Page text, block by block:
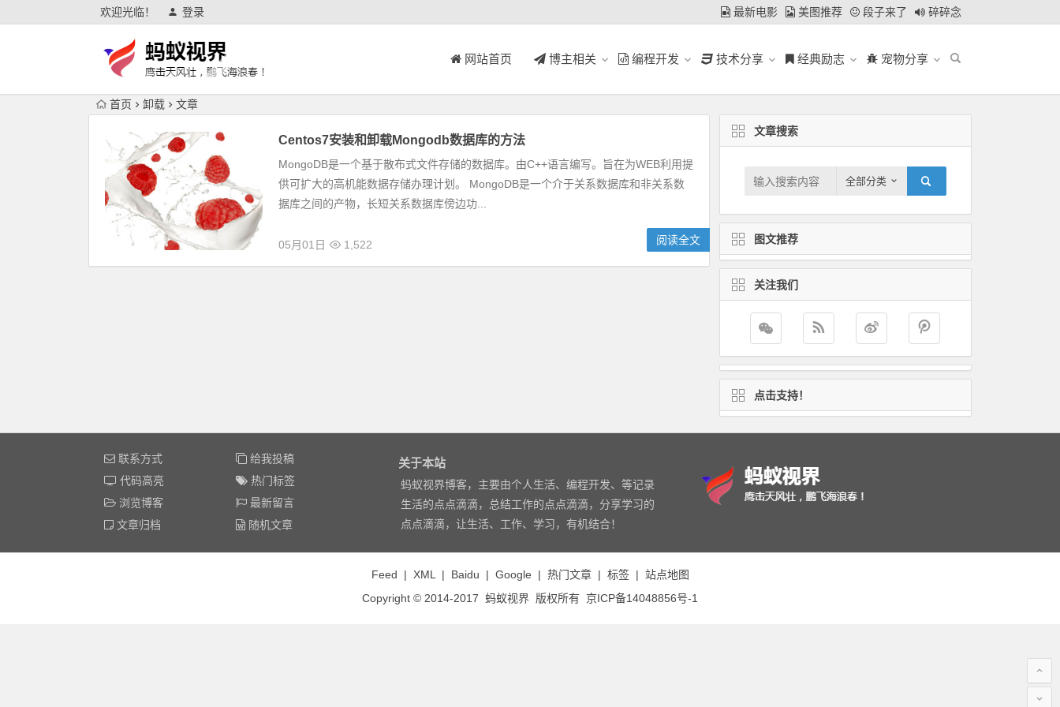
欢迎光临！ 登录 最新电影 美图推荐 段子来了 碎碎念
网站首页 博主相关 编程开发 技术分享 经典励志 宠物分享
首页 卸载 文章
Centos7安装和卸载Mongodb数据库的方法
MongoDB是一个基于散布式文件存储的数据库。由C++语言编写。旨在为WEB利用提
供可扩大的高机能数据存储办理计划。 MongoDB是一个介于关系数据库和非关系数
据库之间的产物，长短关系数据库傍边功...
05月01日 1,522 阅读全文
文章搜索
全部分类
图文推荐
关注我们
点击支持！
联系方式
给我投稿
代码高亮
热门标签
浏览博客
最新留言
文章归档
随机文章
关于本站
蚂蚁视界博客，主要由个人生活、编程开发、等记录
生活的点点滴滴，总结工作的点点滴滴，分享学习的
点点滴滴，让生活、工作、学习，有机结合！
Feed | XML | Baidu | Google | 热门文章| 标签| 站点地图
Copyright © 2014-2017 蚂蚁视界 版权所有 京ICP备14048856号-1